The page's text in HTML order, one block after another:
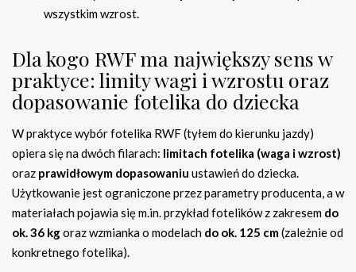
wszystkim wzrost.
Dla kogo RWF ma największy sens w
praktyce: limity wagi i wzrostu oraz
dopasowanie fotelika do dziecka
W praktyce wybór fotelika RWF (tyłem do kierunku jazdy)
opiera się na dwóch filarach: limitach fotelika (waga i wzrost)
oraz prawidłowym dopasowaniu ustawień do dziecka.
Użytkowanie jest ograniczone przez parametry producenta, a w
materiałach pojawia się m.in. przykład fotelików z zakresem do
ok. 36 kgoraz wzmianka o modelach do ok. 125 cm(zależnie od
konkretnego fotelika).